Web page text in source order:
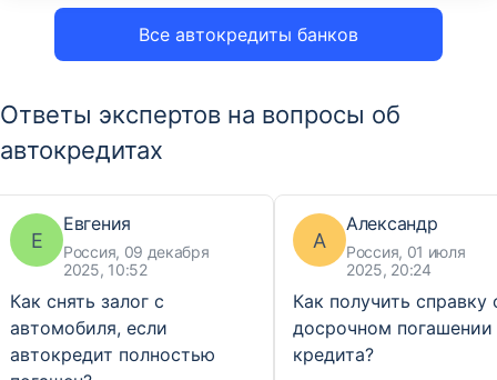
Все автокредиты банков
Ответы экспертов на вопросы об
автокредитах
Е
Евгения
Россия, 09 декабря
2025, 10:52
Как снять залог с
автомобиля, если
автокредит полностью
А
Александр
Россия, 01 июля
2025, 20:24
Как получить справку
досрочном погашении
кредита?